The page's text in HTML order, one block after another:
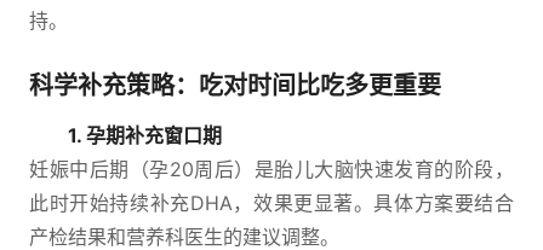
持。
科学补充策略：吃对时间比吃多更重要
1. 孕期补充窗口期
妊娠中后期（孕20周后）是胎儿大脑快速发育的阶段，
此时开始持续补充DHA，效果更显著。具体方案要结合
产检结果和营养科医生的建议调整。